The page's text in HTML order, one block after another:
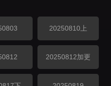
20250810上
20250812加更